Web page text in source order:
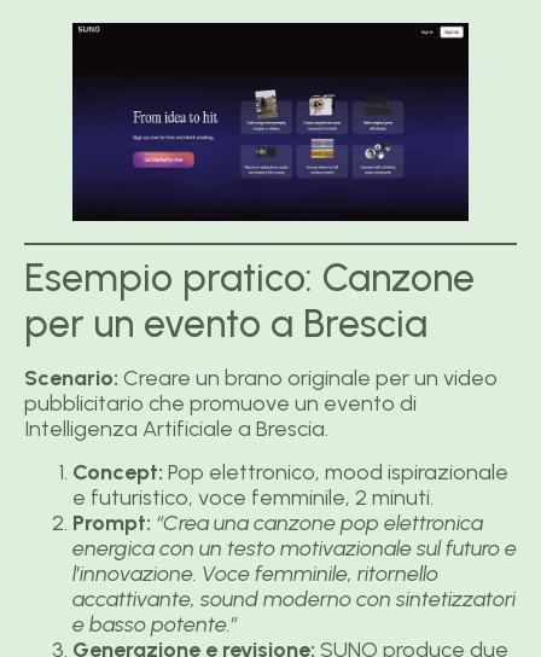
Esempio pratico: Canzone
per un evento a Brescia
Scenario: Creare un brano originale per un video
pubblicitario che promuove un evento di
Intelligenza Artificiale a Brescia.
Concept: Pop elettronico, mood ispirazionale
e futuristico, voce femminile, 2 minuti.
Prompt: “Crea una canzone pop elettronica
energica con un testo motivazionale sul futuro e
l’innovazione. Voce femminile, ritornello
accattivante, sound moderno con sintetizzatori
e basso potente.”
Generazione e revisione: SUNO produce due